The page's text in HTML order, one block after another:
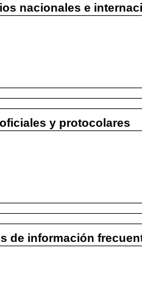
nacionales e
y protocolares
de información